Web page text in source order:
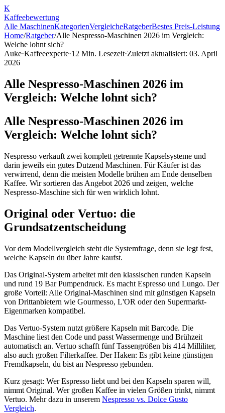
K
Kaffeebewertung
Alle MaschinenKategorienVergleicheRatgeberBestes Preis-Leistung
Home/Ratgeber/Alle Nespresso-Maschinen 2026 im Vergleich:
Welche lohnt sich?
Auke·Kaffeeexperte·12 Min. Lesezeit·Zuletzt aktualisiert: 03. April
2026
Alle Nespresso-Maschinen 2026 im
Vergleich: Welche lohnt sich?
Alle Nespresso-Maschinen 2026 im
Vergleich: Welche lohnt sich?
Nespresso verkauft zwei komplett getrennte Kapselsysteme und
darin jeweils ein gutes Dutzend Maschinen. Für Käufer ist das
verwirrend, denn die meisten Modelle brühen am Ende denselben
Kaffee. Wir sortieren das Angebot 2026 und zeigen, welche
Nespresso-Maschine sich für wen wirklich lohnt.
Original oder Vertuo: die
Grundsatzentscheidung
Vor dem Modellvergleich steht die Systemfrage, denn sie legt fest,
welche Kapseln du über Jahre kaufst.
Das Original-System arbeitet mit den klassischen runden Kapseln
und rund 19 Bar Pumpendruck. Es macht Espresso und Lungo. Der
große Vorteil: Alle Original-Maschinen sind mit günstigen Kapseln
von Drittanbietern wie Gourmesso, L'OR oder den Supermarkt-
Eigenmarken kompatibel.
Das Vertuo-System nutzt größere Kapseln mit Barcode. Die
Maschine liest den Code und passt Wassermenge und Brühzeit
automatisch an. Vertuo schafft fünf Tassengrößen bis 414 Milliliter,
also auch großen Filterkaffee. Der Haken: Es gibt keine günstigen
Fremdkapseln, du bist an Nespresso gebunden.
Kurz gesagt: Wer Espresso liebt und bei den Kapseln sparen will,
nimmt Original. Wer großen Kaffee in vielen Größen trinkt, nimmt
Vertuo. Mehr dazu in unserem Nespresso vs. Dolce Gusto
Vergleich.